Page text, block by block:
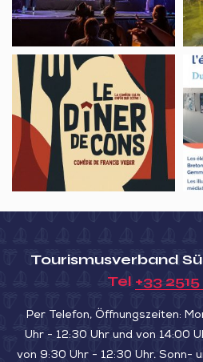
du
Théâtre,
Le
dîner
cons
La
Tourismusverband
Tel +33
Per Telefon, Öffnungszeiten:
Uhr - 12:30 Uhr und von 14:00
von 9:30 Uhr - 12:30 Uhr. Sonn-